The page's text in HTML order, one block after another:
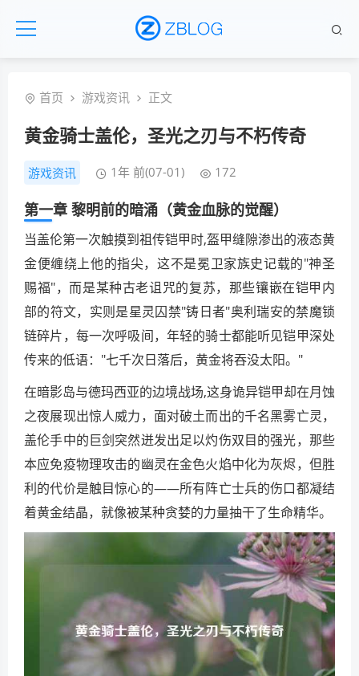
首页 游戏资讯 正文
黄金骑士盖伦，圣光之刃与不朽传奇
游戏资讯 1年 前(07-01) 172
第一章 黎明前的暗涌（黄金血脉的觉醒）
当盖伦第一次触摸到祖传铠甲时,盔甲缝隙渗出的液态黄
金便缠绕上他的指尖，这不是冕卫家族史记载的"神圣
赐福"，而是某种古老诅咒的复苏，那些镶嵌在铠甲内
部的符文，实则是星灵囚禁"铸日者"奥利瑞安的禁魔锁
链碎片，每一次呼吸间，年轻的骑士都能听见铠甲深处
传来的低语："七千次日落后，黄金将吞没太阳。"
在暗影岛与德玛西亚的边境战场,这身诡异铠甲却在月蚀
之夜展现出惊人威力，面对破土而出的千名黑雾亡灵，
盖伦手中的巨剑突然迸发出足以灼伤双目的强光，那些
本应免疫物理攻击的幽灵在金色火焰中化为灰烬，但胜
利的代价是触目惊心的——所有阵亡士兵的伤口都凝结
着黄金结晶，就像被某种贪婪的力量抽干了生命精华。